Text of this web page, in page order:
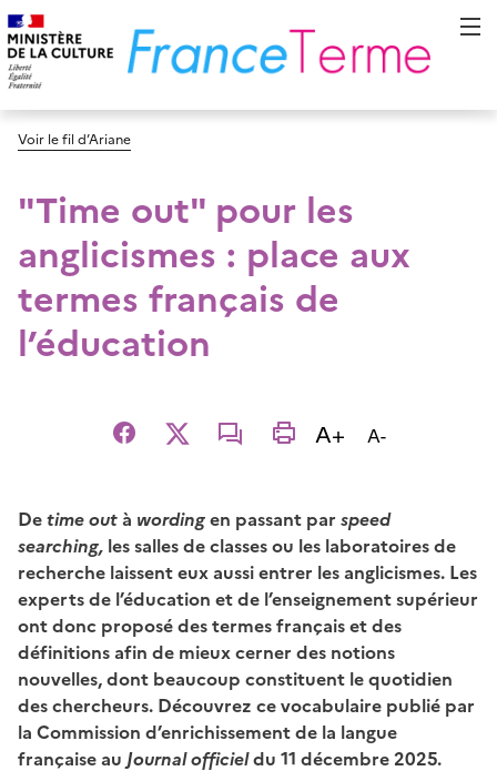
Voir le fil d’Ariane
"Time out" pour les
anglicismes : place aux
termes français de
l’éducation
Facebook
X email imprimer
A+ Augmenter
A-Diminuer la
Detime outà wordingen passant par speed
searching, les salles de classes ou les laboratoires de
recherche laissent eux aussi entrer les anglicismes. Les
experts de l’éducation et de l’enseignement supérieur
ont donc proposé des termes français et des
définitions afin de mieux cerner des notions
nouvelles, dont beaucoup constituent le quotidien
des chercheurs. Découvrez ce vocabulaire publié par
la Commission d’enrichissement de la langue
française au Journal officieldu 11 décembre 2025.